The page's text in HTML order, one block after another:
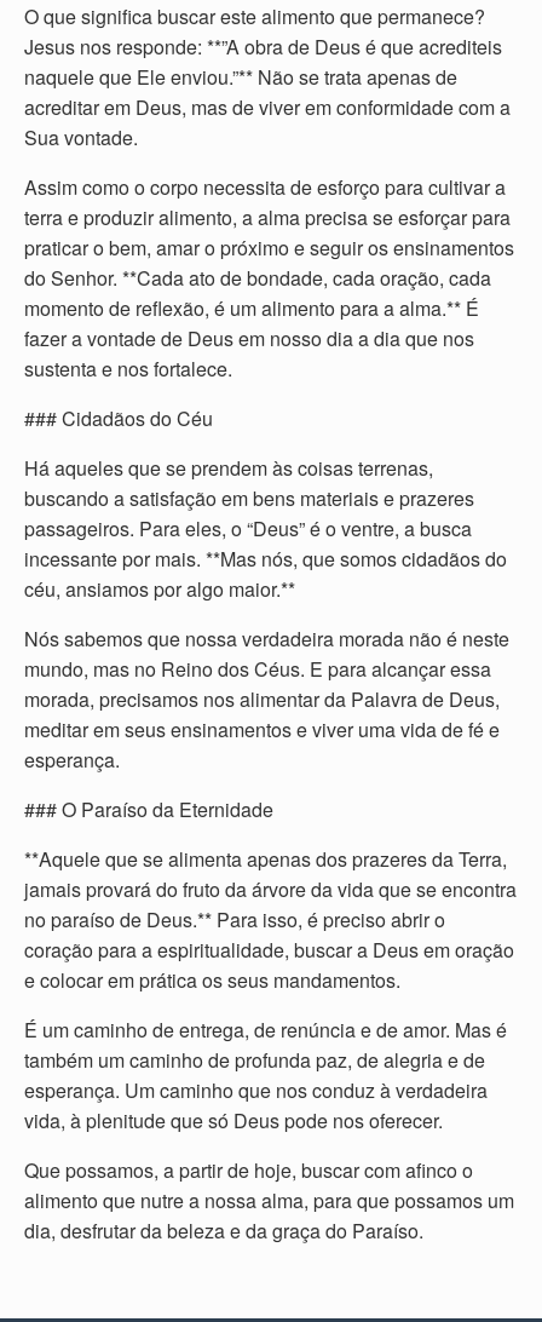
O que significa buscar este alimento que permanece?
Jesus nos responde: **”A obra de Deus é que acrediteis
naquele que Ele enviou.”** Não se trata apenas de
acreditar em Deus, mas de viver em conformidade com a
Sua vontade.
Assim como o corpo necessita de esforço para cultivar a
terra e produzir alimento, a alma precisa se esforçar para
praticar o bem, amar o próximo e seguir os ensinamentos
do Senhor. **Cada ato de bondade, cada oração, cada
momento de reflexão, é um alimento para a alma.** É
fazer a vontade de Deus em nosso dia a dia que nos
sustenta e nos fortalece.
### Cidadãos do Céu
Há aqueles que se prendem às coisas terrenas,
buscando a satisfação em bens materiais e prazeres
passageiros. Para eles, o “Deus” é o ventre, a busca
incessante por mais. **Mas nós, que somos cidadãos do
céu, ansiamos por algo maior.**
Nós sabemos que nossa verdadeira morada não é neste
mundo, mas no Reino dos Céus. E para alcançar essa
morada, precisamos nos alimentar da Palavra de Deus,
meditar em seus ensinamentos e viver uma vida de fé e
esperança.
### O Paraíso da Eternidade
**Aquele que se alimenta apenas dos prazeres da Terra,
jamais provará do fruto da árvore da vida que se encontra
no paraíso de Deus.** Para isso, é preciso abrir o
coração para a espiritualidade, buscar a Deus em oração
e colocar em prática os seus mandamentos.
É um caminho de entrega, de renúncia e de amor. Mas é
também um caminho de profunda paz, de alegria e de
esperança. Um caminho que nos conduz à verdadeira
vida, à plenitude que só Deus pode nos oferecer.
Que possamos, a partir de hoje, buscar com afinco o
alimento que nutre a nossa alma, para que possamos um
dia, desfrutar da beleza e da graça do Paraíso.